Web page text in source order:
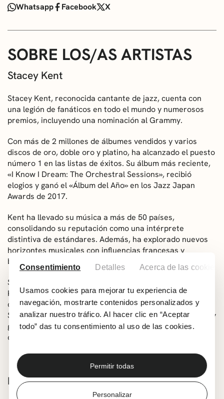
Consentimiento Detalles Acerca de las cookies
Usamos cookies para mejorar tu experiencia de
navegación, mostrarte contenidos personalizados y
analizar nuestro tráfico. Al hacer clic en “Aceptar
todo” das tu consentimiento al uso de las cookies.
Permitir todas
Personalizar
Whatsapp
Facebook X
SOBRE LOS/AS ARTISTAS
Stacey Kent
Stacey Kent, reconocida cantante de jazz, cuenta con
una legión de fanáticos en todo el mundo y numerosos
premios, incluyendo una nominación al Grammy.
Con más de 2 millones de álbumes vendidos y varios
discos de oro, doble oro y platino, ha alcanzado el puesto
número 1 en las listas de éxitos. Su álbum más reciente,
«I Know I Dream: The Orchestral Sessions», recibió
elogios y ganó el «Álbum del Año» en los Jazz Japan
Awards de 2017.
Kent ha llevado su música a más de 50 países,
consolidando su reputación como una intérprete
distintiva de estándares. Además, ha explorado nuevos
horizontes musicales con influencias francesas y
brasileñas en su repertorio.
Su colaboración con el autor premiado con el Nobel,
Kazuo Ishiguro, ha marcado una transformación en su
carrera, llevándola a cantar composiciones originales.
Stacey Kent continúa su agitada agenda de grabaciones y
giras, siendo parte de la escena musical internacional
con conciertos agotados y apariciones en festivales.
Nita (Concurso de grupos)